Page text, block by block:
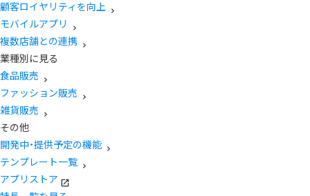
顧客ロイヤリティを向上
モバイルアプリ
複数店舗との連携
業種別に見る
食品販売
ファッション販売
雑貨販売
その他
開発中・提供予定の機能
テンプレート一覧
アプリストア